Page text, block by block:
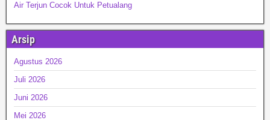
Air Terjun Cocok Untuk Petualang
Arsip
Agustus 2026
Juli 2026
Juni 2026
Mei 2026